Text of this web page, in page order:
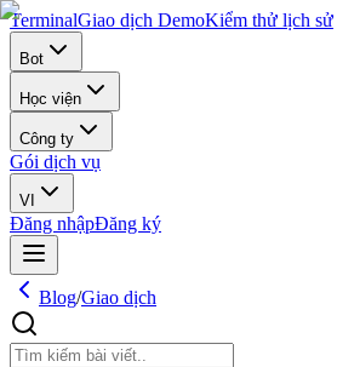
TerminalGiao dịch DemoKiểm thử lịch sử
Bot
Học viện
Công ty
Gói dịch vụ
VI
Đăng nhậpĐăng ký
Blog/Giao dịch